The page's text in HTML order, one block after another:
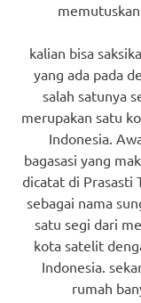
kalian bisa
yang ada pada
salah satunya
merupakan satu
Indonesia.
bagasasi yang
dicatat di Prasasti
sebagai nama
satu segi dari
kota satelit
Indonesia.
rumah